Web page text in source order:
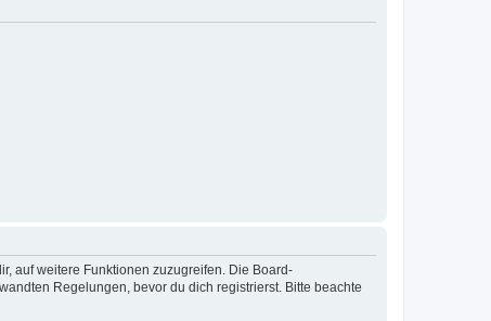
auf weitere Funktionen zuzugreifen. Die Board-
Regelungen, bevor du dich registrierst. Bitte beachte